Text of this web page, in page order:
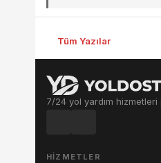
Tüm Yazılar
7/24 yol yardım
HIZMETLER